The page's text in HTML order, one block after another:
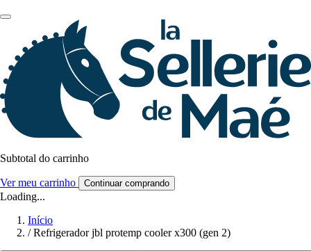
Subtotal do carrinho
Ver meu carrinho Continuar comprando
Loading...
Início
/ Refrigerador jbl protemp cooler x300 (gen 2)